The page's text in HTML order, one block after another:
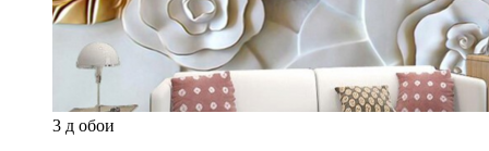
3 д обои